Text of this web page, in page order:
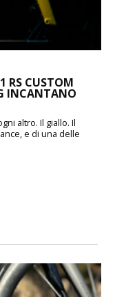
RS CUSTOM
INCANTANO
altro. Il giallo. Il
e di una delle